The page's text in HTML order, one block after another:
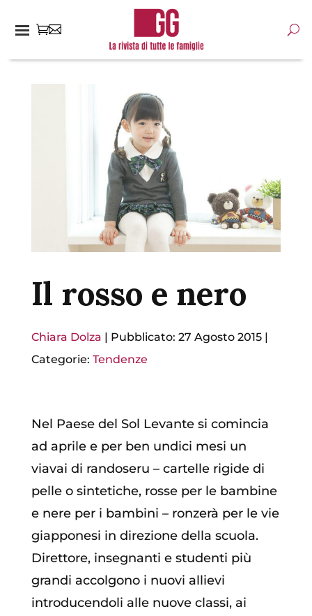
Il rosso e nero
Chiara Dolza | Pubblicato: 27 Agosto 2015|
Categorie: Tendenze
Nel Paese del Sol Levante si comincia
ad aprile e per ben undici mesi un
viavai di randoseru – cartelle rigide di
pelle o sintetiche, rosse per le bambine
e nere per i bambini – ronzerà per le vie
giapponesi in direzione della scuola.
Direttore, insegnanti e studenti più
grandi accolgono i nuovi allievi
introducendoli alle nuove classi, ai